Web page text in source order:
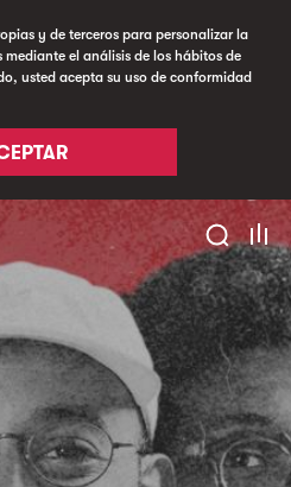
y de terceros para personalizar la
el análisis de los hábitos de
usted acepta su uso de conformidad